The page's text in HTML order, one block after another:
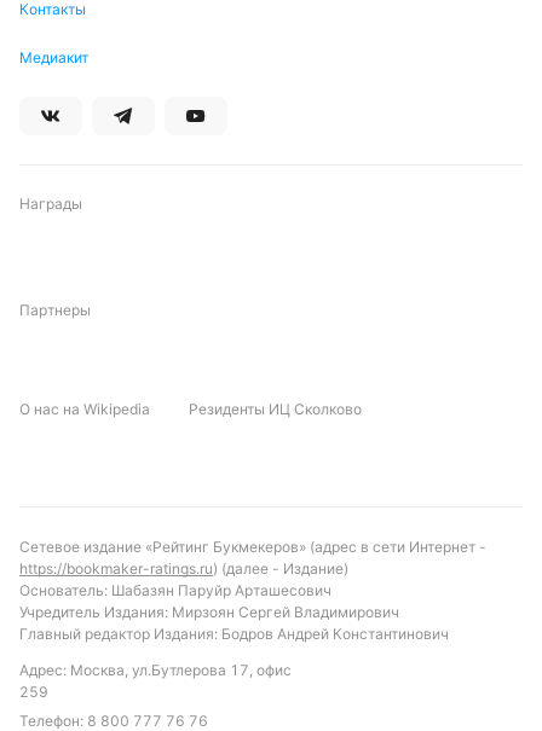
Контакты
Медиакит
Награды
Партнеры
О нас на Wikipedia Резиденты ИЦ Сколково
Сетевое издание «Рейтинг Букмекеров» (адрес в сети Интернет -
https://bookmaker-ratings.ru) (далее - Издание)
Основатель: Шабазян Паруйр Арташесович
Учредитель Издания: Мирзоян Сергей Владимирович
Главный редактор Издания: Бодров Андрей Константинович
Адрес: Москва, ул.Бутлерова 17, офис
259
Телефон: 8 800 777 76 76